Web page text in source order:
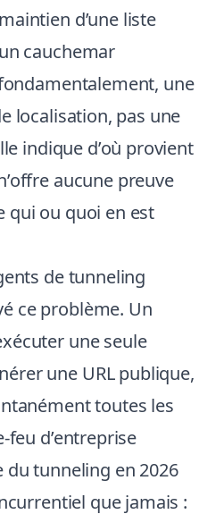
d’une liste
cauchemar
une
localisation, pas une
indique d’où provient
aucune preuve
qui ou quoi en est
de tunneling
ce problème. Un
une seule
une URL publique,
toutes les
d’entreprise
du tunneling en 2026
que jamais :